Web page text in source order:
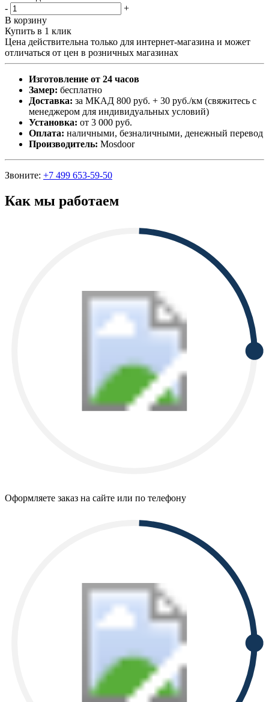
-
+
В корзину
Купить в 1 клик
Цена действительна только для интернет-магазина и может
отличаться от цен в розничных магазинах
Изготовление от 24 часов
Замер: бесплатно
Доставка: за МКАД 800 руб. + 30 руб./км (свяжитесь с
менеджером для индивидуальных условий)
Установка: от 3 000 руб.
Оплата: наличными, безналичными, денежный перевод
Производитель: Mosdoor
Звоните: +7 499 653-59-50
Как мы работаем
Оформляете заказ на сайте или по телефону